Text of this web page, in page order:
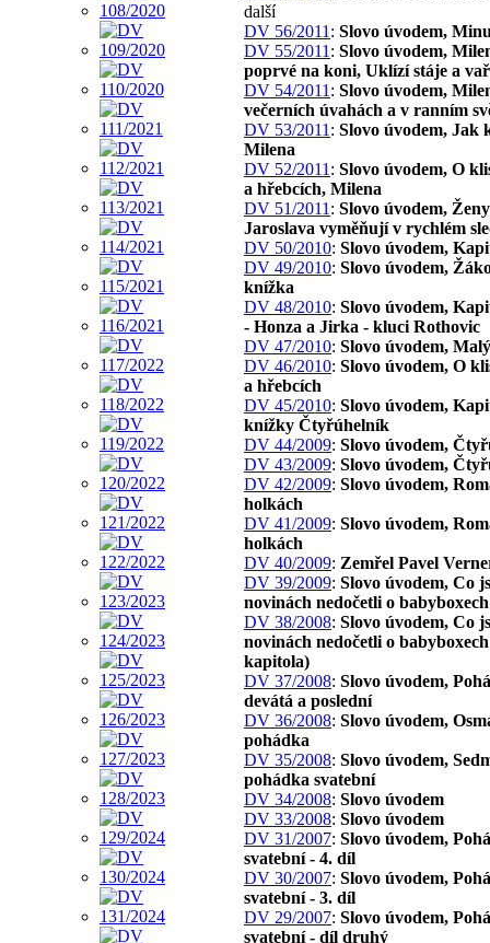
další
DV 56/2011 : Slovo úvodem,
DV 55/2011 : Slovo úvodem,
poprvé na koni, Uklízí stáje a
DV 54/2011 : Slovo úvodem,
večerních úvahách a v ranním
DV 53/2011 : Slovo úvodem, Jak
Milena
DV 52/2011 : Slovo úvodem, O
a hřebcích, Milena
DV 51/2011 : Slovo úvodem,
Jaroslava vyměňují v rychlém
DV 50/2010: Slovo úvodem,
DV 49/2010: Slovo úvodem,
knížka
DV 48/2010: Slovo úvodem,
- Honza a Jirka - kluci Rothovic
DV 47/2010: Slovo úvodem,
DV 46/2010: Slovo úvodem, O
a hřebcích
DV 45/2010: Slovo úvodem,
knížky Čtyřúhelník
DV 44/2009: Slovo úvodem,
DV 43/2009: Slovo úvodem,
DV 42/2009: Slovo úvodem,
holkách
DV 41/2009: Slovo úvodem,
holkách
DV 40/2009: Zemřel Pavel
DV 39/2009: Slovo úvodem, Co
novinách nedočetli o babyboxech
DV 38/2008: Slovo úvodem, Co
novinách nedočetli o
kapitola)
DV 37/2008: Slovo úvodem,
devátá a poslední
DV 36/2008: Slovo úvodem,
pohádka
DV 35/2008: Slovo úvodem,
pohádka svatební
DV 34/2008: Slovo úvodem
DV 33/2008: Slovo úvodem
DV 31/2007: Slovo úvodem,
svatební - 4. díl
DV 30/2007: Slovo úvodem,
svatební - 3. díl
DV 29/2007: Slovo úvodem,
svatební - díl druhý